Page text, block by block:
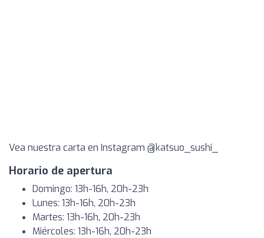
Vea nuestra carta en Instagram @katsuo_sushi_
Horario de apertura
Domingo: 13h-16h, 20h-23h
Lunes: 13h-16h, 20h-23h
Martes: 13h-16h, 20h-23h
Miércoles: 13h-16h, 20h-23h